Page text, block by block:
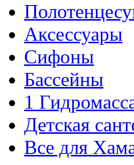
Аксессуары
Сифоны
Бассейны
1
Детская
Все для